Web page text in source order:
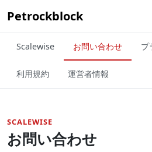
Petrockblock
Scalewise お問い合わせ プ
利用規約 運営者情報
SCALEWISE
お問い合わせ